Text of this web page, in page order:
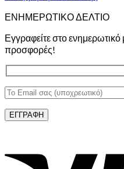
ΕΝΗΜΕΡΩΤΙΚΟ ΔΕΛΤΙΟ
Εγγραφείτε στο ενημερωτικό
προσφορές!